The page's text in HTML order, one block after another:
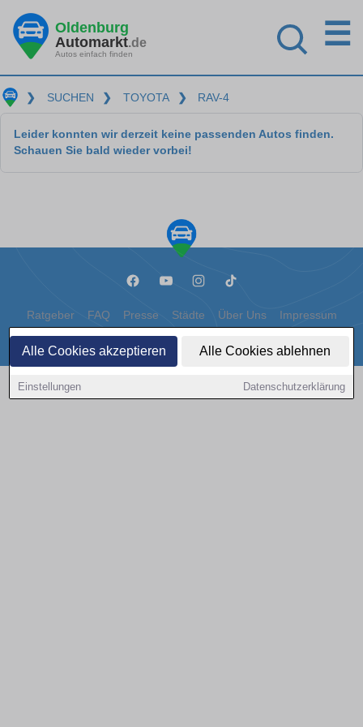
Alle Cookies akzeptieren Alle Cookies ablehnen
Einstellungen Datenschutzerklärung
Oldenburg
Automarkt.de
Autos einfach finden
☰
❯ SUCHEN ❯ TOYOTA ❯ RAV-4
Leider konnten wir derzeit keine passenden Autos finden.
Schauen Sie bald wieder vorbei!
Ratgeber FAQ Presse Städte Über Uns Impressum
Datenschutz Cookies
Copyright © 2000 - 2026 | 1A Infosysteme GmbH | Content by: 1a-sites-autos